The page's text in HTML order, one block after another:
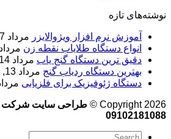
نوشته‌های تازه
آموزش نرم‌ افزار ویژوالایزر مرداد 17, 1405
انواع دستگاه طلایاب نقطه زن مرداد 15, 1405
دقیق ترین دستگاه گنج یاب مرداد 14, 1405
بهترین دستگاه ردیاب گنج مرداد 13, 1405
دستگاه ژئوفیزیک برای فلزیابی مرداد 12,
Copyright 2026 ©
طراحی سایت شرکت
09102181088